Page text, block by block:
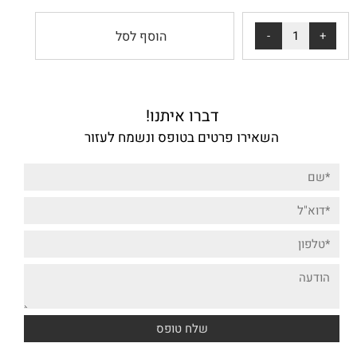
הוסף לסל
דברו איתנו!
השאירו פרטים בטופס ונשמח לעזור